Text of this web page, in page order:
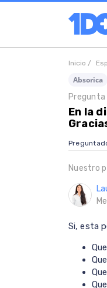
Inicio /
Absorica
En la
Nuestro
Si, esta